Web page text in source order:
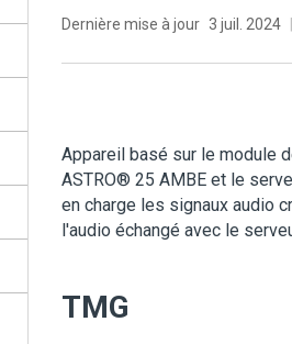
Dernière mise à jour 3 juil. 2024
Appareil basé sur le module
ASTRO® 25 AMBE et le
en charge les signaux audio
l'audio échangé avec le
TMG